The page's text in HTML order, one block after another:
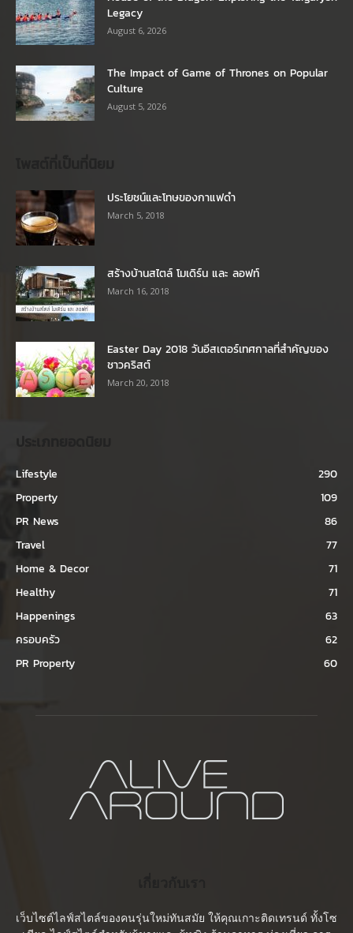
Legacy
August 6, 2026
The Impact of Game of Thrones on Popular
Culture
August 5, 2026
ประโยชน์และโทษของกาแฟดำ
March 5, 2018
สร้างบ้านสไตล์ โมเดิร์น และ ลอฟท์
March 16, 2018
Easter Day 2018 วันอีสเตอร์เทศกาลที่สำคัญของ
ชาวคริสต์
March 20, 2018
Lifestyle
290
Property
109
PR News
86
Travel
77
Home & Decor
71
Healthy
71
Happenings
63
ครอบครัว
62
PR Property
60
เว็บไซต์ไลฟ์สไตล์ของคนรุ่นใหม่ทันสมัย ให้คุณเกาะติดเทรนด์ ทั้งโซ